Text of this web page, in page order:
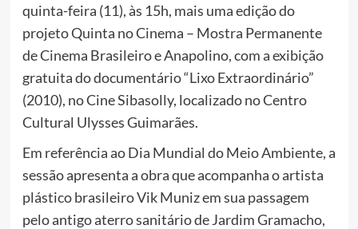
quinta-feira (11), às 15h, mais uma edição do
projeto Quinta no Cinema – Mostra Permanente
de Cinema Brasileiro e Anapolino, com a exibição
gratuita do documentário “Lixo Extraordinário”
(2010), no Cine Sibasolly, localizado no Centro
Cultural Ulysses Guimarães.
Em referência ao Dia Mundial do Meio Ambiente, a
sessão apresenta a obra que acompanha o artista
plástico brasileiro Vik Muniz em sua passagem
pelo antigo aterro sanitário de Jardim Gramacho,